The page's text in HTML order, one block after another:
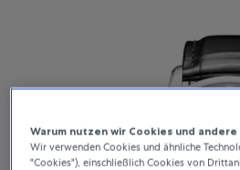
Warum nutzen wir Cookies und
Wir verwenden Cookies und ähnliche
"Cookies"), einschließlich Cookies von